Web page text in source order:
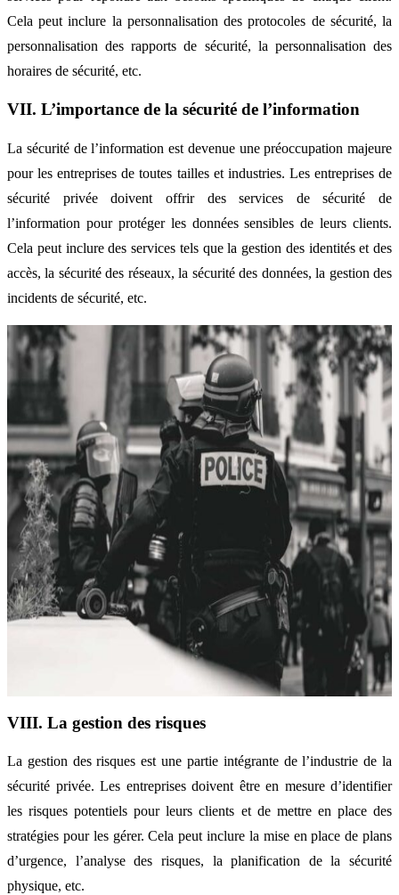
Cela peut inclure la personnalisation des protocoles de sécurité, la
personnalisation des rapports de sécurité, la personnalisation des
horaires de sécurité, etc.
VII. L’importance de la sécurité de l’information
La sécurité de l’information est devenue une préoccupation majeure
pour les entreprises de toutes tailles et industries. Les entreprises de
sécurité privée doivent offrir des services de sécurité de
l’information pour protéger les données sensibles de leurs clients.
Cela peut inclure des services tels que la gestion des identités et des
accès, la sécurité des réseaux, la sécurité des données, la gestion des
incidents de sécurité, etc.
VIII. La gestion des risques
La gestion des risques est une partie intégrante de l’industrie de la
sécurité privée. Les entreprises doivent être en mesure d’identifier
les risques potentiels pour leurs clients et de mettre en place des
stratégies pour les gérer. Cela peut inclure la mise en place de plans
d’urgence, l’analyse des risques, la planification de la sécurité
physique, etc.